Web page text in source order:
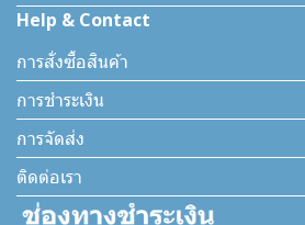
Help & Contact
การสั่งซื้อสินค้า
การชำระเงิน
การจัดส่ง
ติดต่อเรา